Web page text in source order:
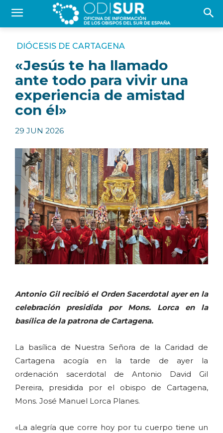
DIÓCESIS DE CARTAGENA
«Jesús te ha llamado
ante todo para vivir una
experiencia de amistad
con él»
29 JUN 2026
Antonio Gil recibió el Orden Sacerdotal ayer en la
celebración presidida por Mons. Lorca en la
basílica de la patrona de Cartagena.
La basílica de Nuestra Señora de la Caridad de
Cartagena acogía en la tarde de ayer la
ordenación sacerdotal de Antonio David Gil
Pereira, presidida por el obispo de Cartagena,
Mons. José Manuel Lorca Planes.
«La alegría que corre hoy por tu cuerpo tiene un